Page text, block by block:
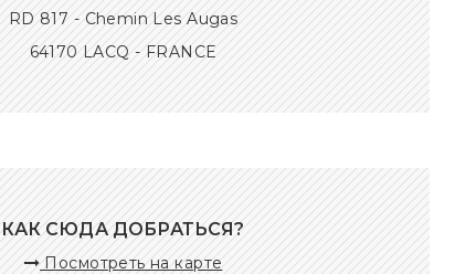
RD 817 - Chemin Les Augas
64170 LACQ - FRANCE
КАК СЮДА ДОБРАТЬСЯ?
Посмотреть на карте